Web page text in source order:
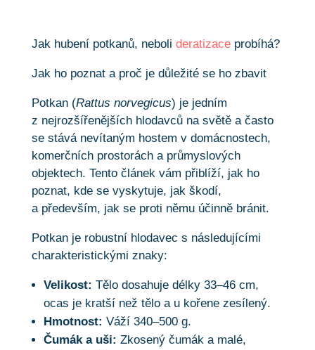
Jak hubení potkanů, neboli deratizaceprobíhá?
Jak ho poznat a proč je důležité se ho zbavit
Potkan (Rattus norvegicus) je jedním
z nejrozšířenějších hlodavců na světě a často
se stává nevítaným hostem v domácnostech,
komerčních prostorách a průmyslových
objektech. Tento článek vám přiblíží, jak ho
poznat, kde se vyskytuje, jak škodí,
a především, jak se proti němu účinně bránit.
Potkan je robustní hlodavec s následujícími
charakteristickými znaky:
Velikost: Tělo dosahuje délky 33–46 cm,
ocas je kratší než tělo a u kořene zesílený.
Hmotnost: Váží 340–500 g.
Čumák a uši: Zkosený čumák a malé,